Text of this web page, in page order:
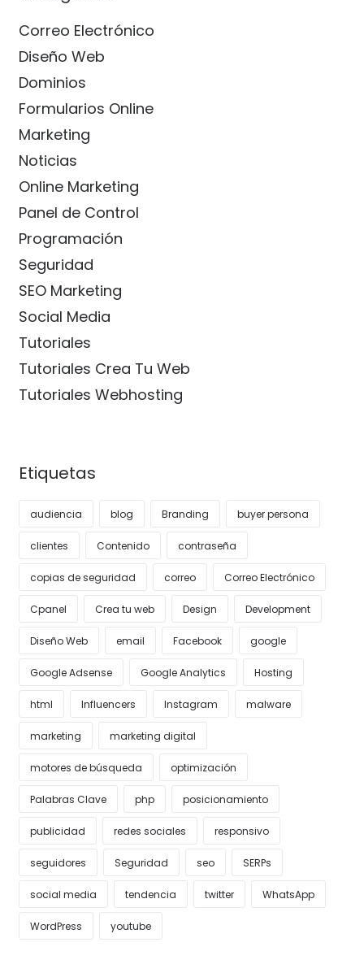
Correo Electrónico
Diseño Web
Dominios
Formularios Online
Marketing
Noticias
Online Marketing
Panel de Control
Programación
Seguridad
SEO Marketing
Social Media
Tutoriales
Tutoriales Crea Tu Web
Tutoriales Webhosting
Etiquetas
audiencia blog Branding buyer persona
clientes Contenido contraseña
copias de seguridad correo Correo Electrónico
Cpanel Crea tu web Design Development
Diseño Web email Facebook google
Google Adsense Google Analytics Hosting
html Influencers Instagram malware
marketing marketing digital
motores de búsqueda optimización
Palabras Clave php posicionamiento
publicidad redes sociales responsivo
seguidores Seguridad seo SERPs
social media tendencia twitter WhatsApp
WordPress youtube